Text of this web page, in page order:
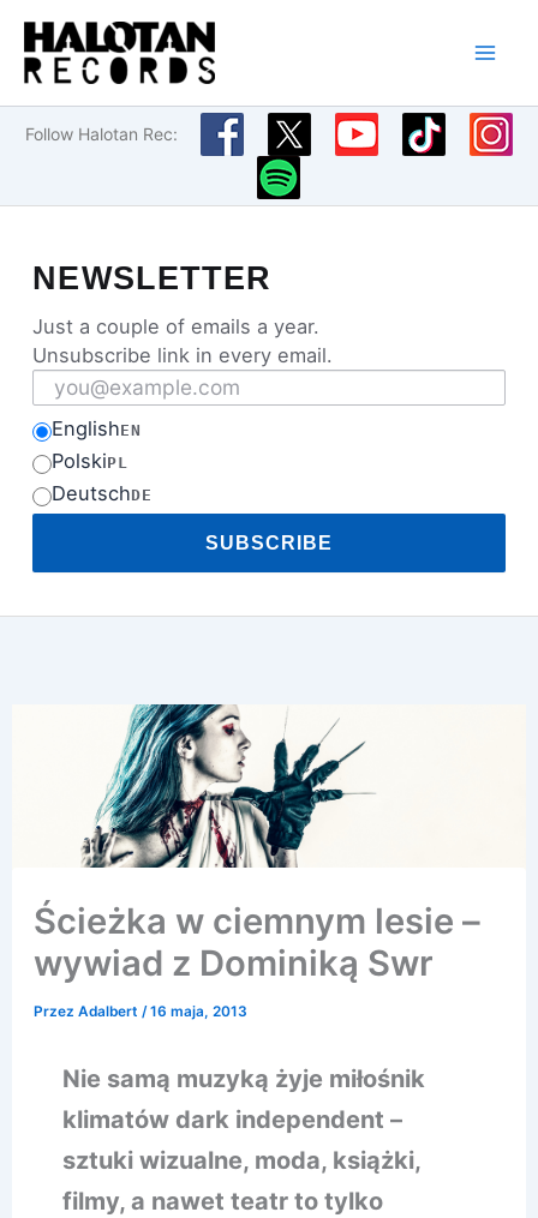
Przejdź
do
treści
Follow Halotan Rec:
NEWSLETTER
Just a couple of emails a year.
Unsubscribe link in every email.
Email address
EnglishEN
PolskiPL
DeutschDE
SUBSCRIBE
Ścieżka w ciemnym lesie –
wywiad z Dominiką Swr
PrzezAdalbert/16 maja, 2013
Nie samą muzyką żyje miłośnik
klimatów dark independent –
sztuki wizualne, moda, książki,
filmy, a nawet teatr to tylko